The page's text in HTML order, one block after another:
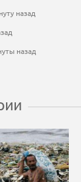
назад
назад